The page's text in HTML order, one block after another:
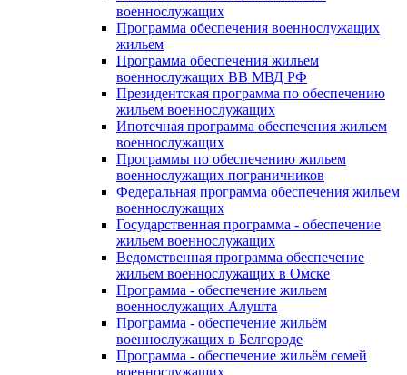
военнослужащих
Программа обеспечения военнослужащих
жильем
Программа обеспечения жильем
военнослужащих ВВ МВД РФ
Президентская программа по обеспечению
жильем военнослужащих
Ипотечная программа обеспечения жильем
военнослужащих
Программы по обеспечению жильем
военнослужащих пограничников
Федеральная программа обеспечения жильем
военнослужащих
Государственная программа - обеспечение
жильем военнослужащих
Ведомственная программа обеспечение
жильем военнослужащих в Омске
Программа - обеспечение жильем
военнослужащих Алушта
Программа - обеспечение жильём
военнослужащих в Белгороде
Программа - обеспечение жильём семей
военнослужащих